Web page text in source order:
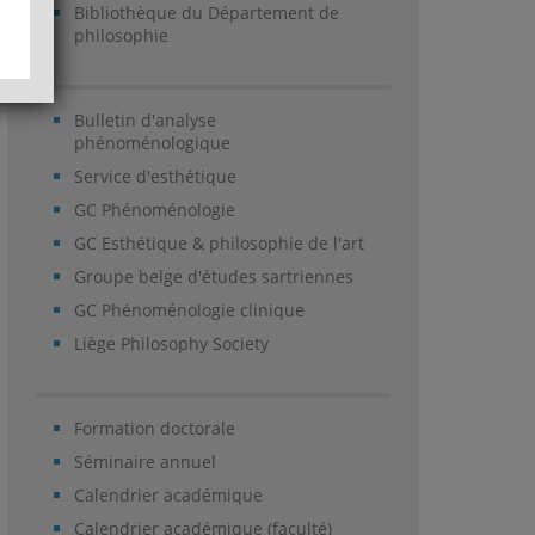
Bibliothèque du Département de
philosophie
Bulletin d'analyse
phénoménologique
Service d'esthétique
GC Phénoménologie
GC Esthétique & philosophie de l'art
Groupe belge d'études sartriennes
GC Phénoménologie clinique
Liège Philosophy Society
Formation doctorale
Séminaire annuel
Calendrier académique
Calendrier académique (faculté)